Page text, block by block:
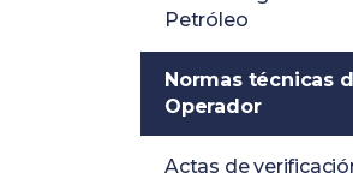
Petróleo
Normas técnicas
Operador
Actas de